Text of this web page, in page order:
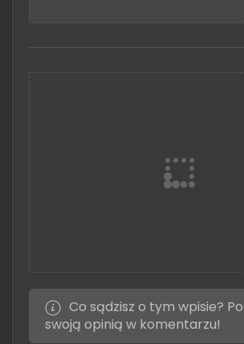
Co sądzisz o tym wpisie?
swoją opinią w komentarzu!